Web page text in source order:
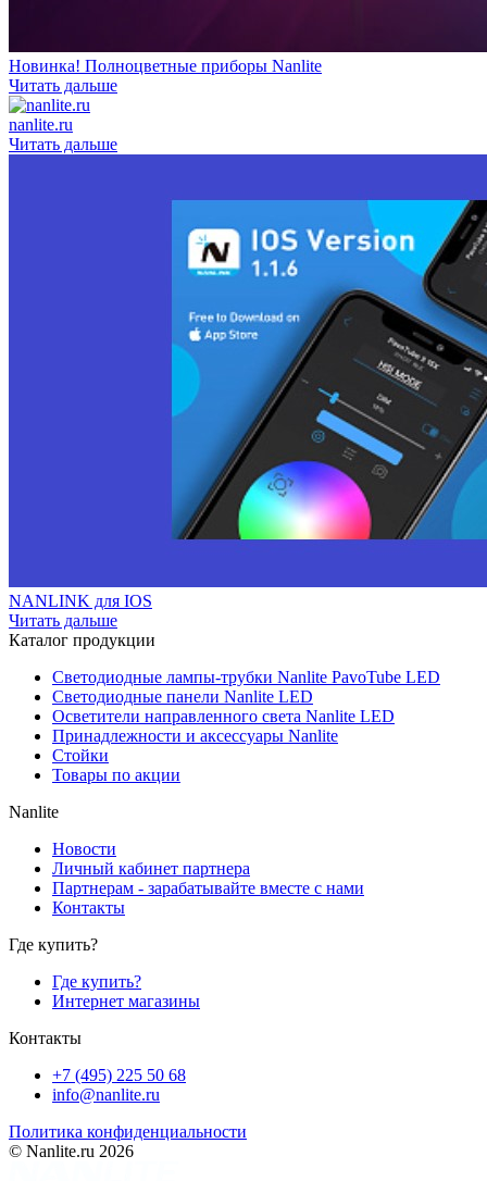
Новинка! Полноцветные приборы Nanlite
Читать дальше
nanlite.ru
Читать дальше
NANLINK для IOS
Читать дальше
Каталог продукции
Светодиодные лампы-трубки Nanlite PavoTube LED
Светодиодные панели Nanlite LED
Осветители направленного света Nanlite LED
Принадлежности и аксессуары Nanlite
Стойки
Товары по акции
Nanlite
Новости
Личный кабинет партнера
Партнерам - зарабатывайте вместе с нами
Контакты
Где купить?
Где купить?
Интернет магазины
Контакты
+7 (495) 225 50 68
info@nanlite.ru
Политика конфиденциальности
© Nanlite.ru 2026